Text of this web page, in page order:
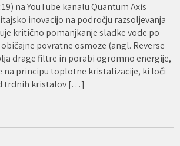
na YouTube kanalu Quantum Axis
inovacijo na področju razsoljevanja
kritično pomanjkanje sladke vode po
povratne osmoze (angl. Reverse
drage filtre in porabi ogromno energije,
na principu toplotne kristalizacije, ki loči
trdnih kristalov […]